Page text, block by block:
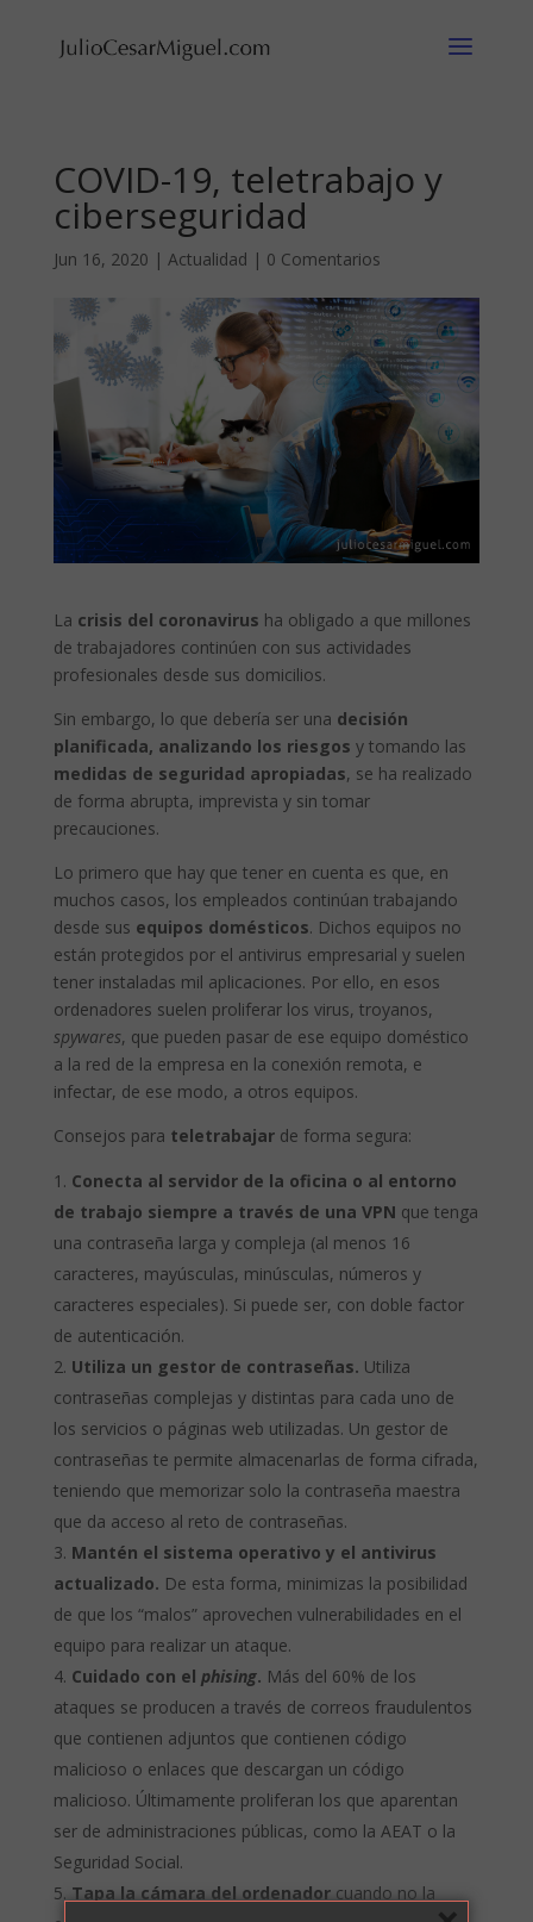
COVID-19, teletrabajo y
ciberseguridad
Jun 16, 2020 | Actualidad | 0 Comentarios
La crisis del coronavirus ha obligado a que millones
de trabajadores continúen con sus actividades
profesionales desde sus domicilios.
Sin embargo, lo que debería ser una decisión
planificada, analizando los riesgos y tomando las
medidas de seguridad apropiadas, se ha realizado
de forma abrupta, imprevista y sin tomar
precauciones.
Lo primero que hay que tener en cuenta es que, en
muchos casos, los empleados continúan trabajando
desde sus equipos domésticos. Dichos equipos no
están protegidos por el antivirus empresarial y suelen
tener instaladas mil aplicaciones. Por ello, en esos
ordenadores suelen proliferar los virus, troyanos,
spywares, que pueden pasar de ese equipo doméstico
a la red de la empresa en la conexión remota, e
infectar, de ese modo, a otros equipos.
Consejos para teletrabajarde forma segura:
Conecta al servidor de la oficina o al entorno
de trabajo siempre a través de una VPN que tenga
una contraseña larga y compleja (al menos 16
caracteres, mayúsculas, minúsculas, números y
caracteres especiales). Si puede ser, con doble factor
de autenticación.
Utiliza un gestor de contraseñas. Utiliza
contraseñas complejas y distintas para cada uno de
los servicios o páginas web utilizadas. Un gestor de
contraseñas te permite almacenarlas de forma cifrada,
teniendo que memorizar solo la contraseña maestra
que da acceso al reto de contraseñas.
Mantén el sistema operativo y el antivirus
actualizado. De esta forma, minimizas la posibilidad
de que los “malos” aprovechen vulnerabilidades en el
equipo para realizar un ataque.
Cuidado con el phising. Más del 60% de los
ataques se producen a través de correos fraudulentos
que contienen adjuntos que contienen código
malicioso o enlaces que descargan un código
malicioso. Últimamente proliferan los que aparentan
ser de administraciones públicas, como la AEAT o la
Seguridad Social.
Tapa la cámara del ordenador cuando no la